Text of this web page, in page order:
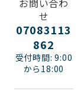
お問い合わ
せ
07083113
862
受付時間: 9:00
から18:00